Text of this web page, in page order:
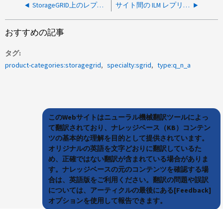
StorageGRID上のレプリケートデータのリバランシングは可能ですか。 サイト間の ILM レプリケーションまたは StorageGRID のSiteWideイレイジャー コーディングによって生成されるネットワーク トラフィックの量を判断する方法はありますか？
おすすめの記事
タグ
product-categories:storagegrid
specialty:sgrid type:q_n_a
このWebサイトはニューラル機械翻訳ツールによっ
て翻訳されており、ナレッジベース（KB）コンテン
ツの基本的な理解を目的として提供されています。
オリジナルの英語を文字どおりに翻訳しているた
め、正確ではない翻訳が含まれている場合がありま
す。ナレッジベースの元のコンテンツを確認する場
合は、英語版をご利用ください。翻訳の問題や誤訳
については、アーティクルの最後にある[Feedback]
オプションを使用して報告できます。